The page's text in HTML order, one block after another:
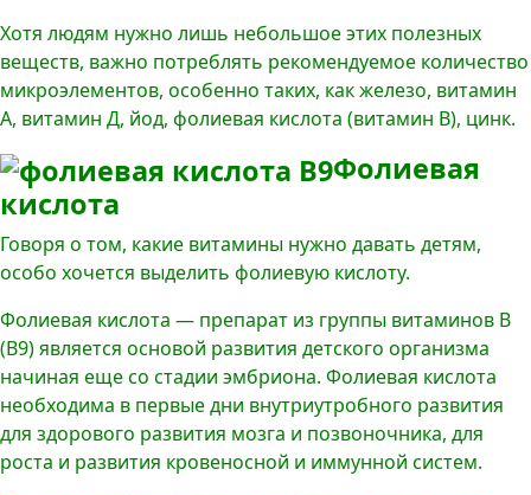
Хотя людям нужно лишь небольшое этих полезных
веществ, важно потреблять рекомендуемое количество
микроэлементов, особенно таких, как железо, витамин
А, витамин Д, йод, фолиевая кислота (витамин В), цинк.
Фолиевая
кислота
Говоря о том, какие витамины нужно давать детям,
особо хочется выделить фолиевую кислоту.
Фолиевая кислота — препарат из группы витаминов В
(В9) является основой развития детского организма
начиная еще со стадии эмбриона. Фолиевая кислота
необходима в первые дни внутриутробного развития
для здорового развития мозга и позвоночника, для
роста и развития кровеносной и иммунной систем.